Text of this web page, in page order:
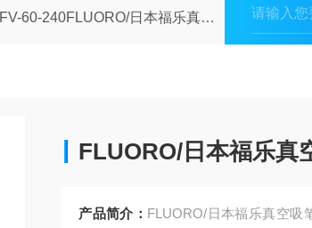
FV-60-240FLUORO/日本福乐真空吸笔组无油隔膜真空泵
FLUORO/日本福乐真
产品简介： FLUORO/日本福乐真空吸